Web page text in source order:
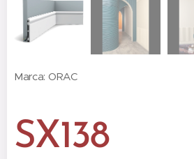
Marca: ORAC
SX138